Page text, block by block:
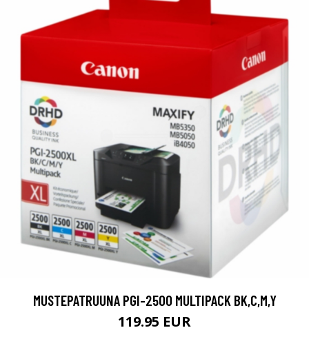
MUSTEPATRUUNA PGI-2500 MULTIPACK BK,C,M,Y
119.95 EUR